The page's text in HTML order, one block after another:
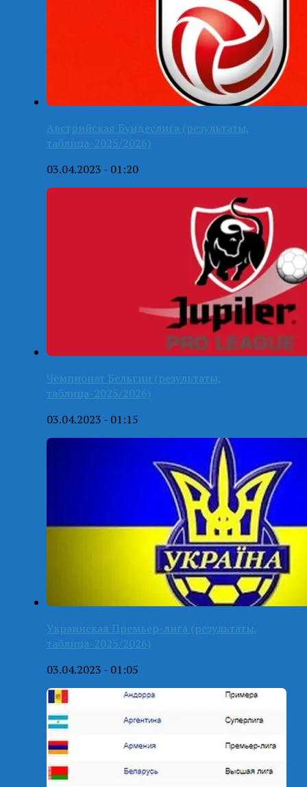
Австрийская Бундеслига (результаты,
таблица-2025/2026)
03.04.2023 - 01:20
Чемпионат Бельгии (результаты,
таблица-2025/2026)
03.04.2023 - 01:15
Украинская Премьер-лига (результаты,
таблица-2025/2026)
03.04.2023 - 01:05